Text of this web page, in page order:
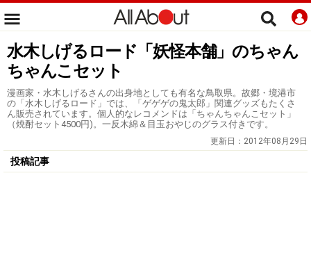
水木しげるロード「妖怪本舗」のちゃん
ちゃんこセット
漫画家・水木しげるさんの出身地としても有名な鳥取県。故郷・境港市
の「水木しげるロード」では、「ゲゲゲの鬼太郎」関連グッズもたくさ
ん販売されています。個人的なレコメンドは「ちゃんちゃんこセット」
（焼酎セット4500円)。一反木綿＆目玉おやじのグラス付きです。
更新日： 2012年08月29日
投稿記事